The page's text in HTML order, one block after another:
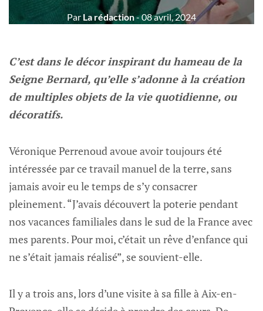
Par La rédaction- 08 avril, 2024
C’est dans le décor inspirant du hameau de la
Seigne Bernard, qu’elle s’adonne à la création
de multiples objets de la vie quotidienne, ou
décoratifs.
Véronique Perrenoud avoue avoir toujours été
intéressée par ce travail manuel de la terre, sans
jamais avoir eu le temps de s’y consacrer
pleinement. “J’avais découvert la poterie pendant
nos vacances familiales dans le sud de la France avec
mes parents. Pour moi, c’était un rêve d’enfance qui
ne s’était jamais réalisé”, se souvient-elle.
Il y a trois ans, lors d’une visite à sa fille à Aix-en-